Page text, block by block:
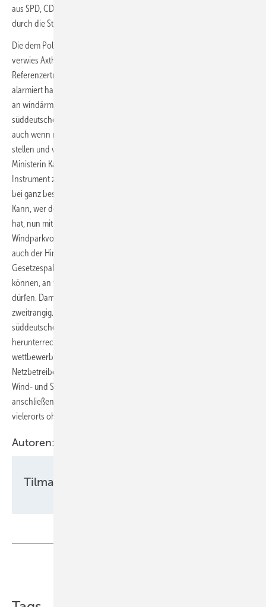
aus SPD, CDU und CSU mehr Mitgestaltung an der Stromversorgung
durch die Stromverbraucher erreichen wollen.
Die dem Policy Briefing des BWE zuhörenden Branchenangehörigen
verwies Axthelm auch auf eine fehlende Änderung des sogenannten
Referenzertragsmodells, die viele Projektierungsunternehmen bereits
alarmiert hatte. Das Referenzertragsmodell lässt Windenergieanlagen
an windärmeren Standorten wie zum Beispiel küstenfernen
süddeutschen Lagen erfolgreich an Ausschreibungen teilnehmen –
auch wenn norddeutsche Standorte mehr Windernte in Aussicht
stellen und weniger kosten. Bundeswirtschafts- und Energie-
Ministerin Katherina Reiche hatte bereits angekündigt, dieses
Instrument zu streichen, um süddeutsche Projekte künftig nur noch
bei ganz besonders guten Erwartungen zum Zuge kommen zu lassen.
Kann, wer den Wegfall des Referenzertragsmodells schon befürchtet
hat, nun mit Blick auf seine oder ihre Süddeutschland-
Windparkvorhaben aufatmen? Vielleicht nicht. Denn im Gesetz fehlt
auch der Hinweis zum sogenannten Netzpaket. Mit diesem
Gesetzespaket plant Reiche, dass Netzbetreiber künftig bestimmen
können, an welchen Stromleitungen neue Windparks entstehen
dürfen. Damit wird das Referenzertragsmodell als Instrument
zweitrangig. Es soll in den Ausschreibungen ja die Gebote für
süddeutsche Windparks und norddeutsche Solarfelder künstlich
herunterrechnen, um ihren Vergütungsbedarf geringer und damit
wettbewerbsfähiger zu werten. Bestimmen aber ohnehin erstmal die
Netzbetreiber gemäß Reiches Netzpaket, in welchen Regionen sich
Wind- und Solarparks schneller und kostengünstiger an die Leitungen
anschließen können, könnte das Referenzertragsmodell dann
vielerorts ohnehin nur zweitrangig wirksam sein.
Autoren:
Tilman Weber